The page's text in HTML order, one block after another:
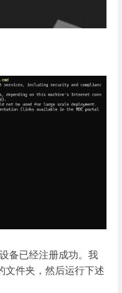
备已经注册成功。我
件夹，然后运行下述